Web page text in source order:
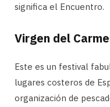
significa el Encuentro.
Virgen del
Este es un festival
lugares costeros de
organización de